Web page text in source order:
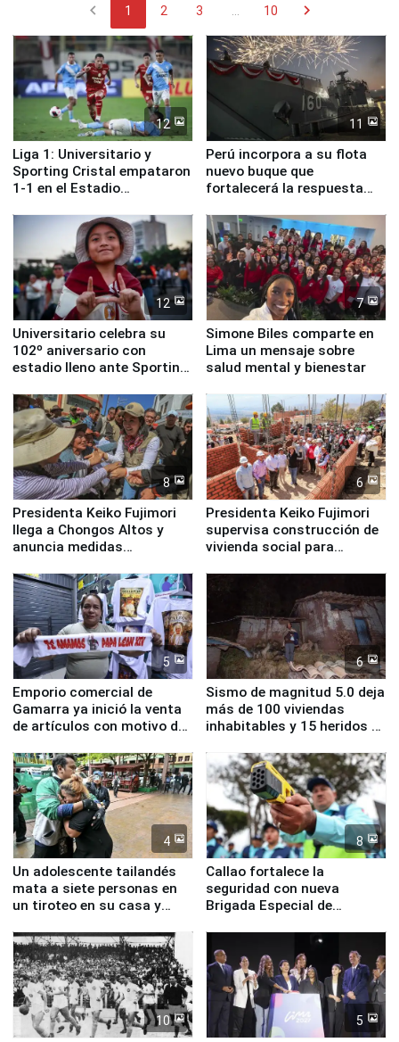
chevron_left 1 2 3 10 chevron_right
12
Liga 1: Universitario y
Sporting Cristal empataron
1-1 en el Estadio
11
Perú incorpora a su flota
nuevo buque que
fortalecerá la respuesta
12
Universitario celebra su
102º aniversario con
estadio lleno ante Sporting
7
Simone Biles comparte en
Lima un mensaje sobre
salud mental y bienestar
8
Presidenta Keiko Fujimori
llega a Chongos Altos y
anuncia medidas
educación, salud y empleo
6
Presidenta Keiko Fujimori
supervisa construcción de
vivienda social para
5
Emporio comercial de
Gamarra ya inició la venta
de artículos con motivo de
6
Sismo de magnitud 5.0 deja
más de 100 viviendas
inhabitables y 15 heridos en
4
Un adolescente tailandés
mata a siete personas en
un tiroteo en su casa y
8
Callao fortalece la
seguridad con nueva
Brigada Especial de
equipamiento para
Serenazgo
10 5